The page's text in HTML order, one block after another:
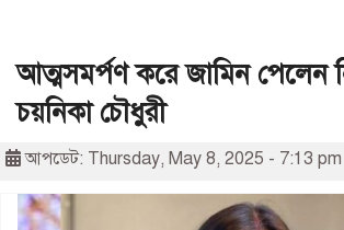
আত্মসমর্পণ করে জামিন পেলেন
চয়নিকা চৌধুরী
আপডেট: Thursday, May 8, 2025 - 7:13 pm